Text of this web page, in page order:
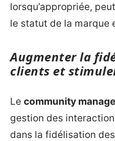
lorsqu’appropriée,
le statut de la marque
Augmenter la
clients et
Le community
gestion des
dans la fidélisation